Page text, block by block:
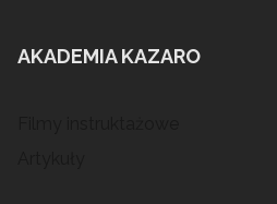
AKADEMIA KAZARO